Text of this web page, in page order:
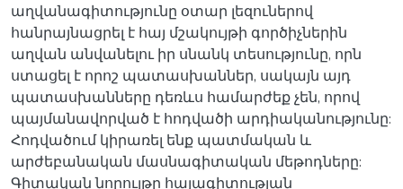
աղվանագիտությունը օտար լեզուներով
հանրայնացրել է հայ մշակույթի գործիչներին
աղվան անվանելու իր սնանկ տեսությունը, որն
ստացել է որոշ պատասխաններ, սակայն այդ
պատասխանները դեռևս համարժեք չեն, որով
պայմանավորված է հոդվածի արդիականությունը:
Հոդվածում կիրառել ենք պատմական և
արժեբանական մասնագիտական մեթոդները:
Գիտական նորույթը հայագիտության